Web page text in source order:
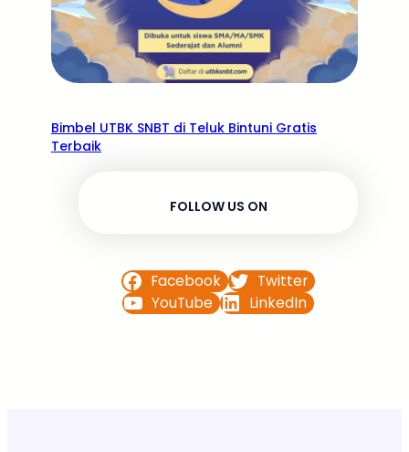
Bimbel UTBK SNBT di Teluk Bintuni Gratis
Terbaik
FOLLOW US ON
Facebook
Twitter
YouTube
LinkedIn